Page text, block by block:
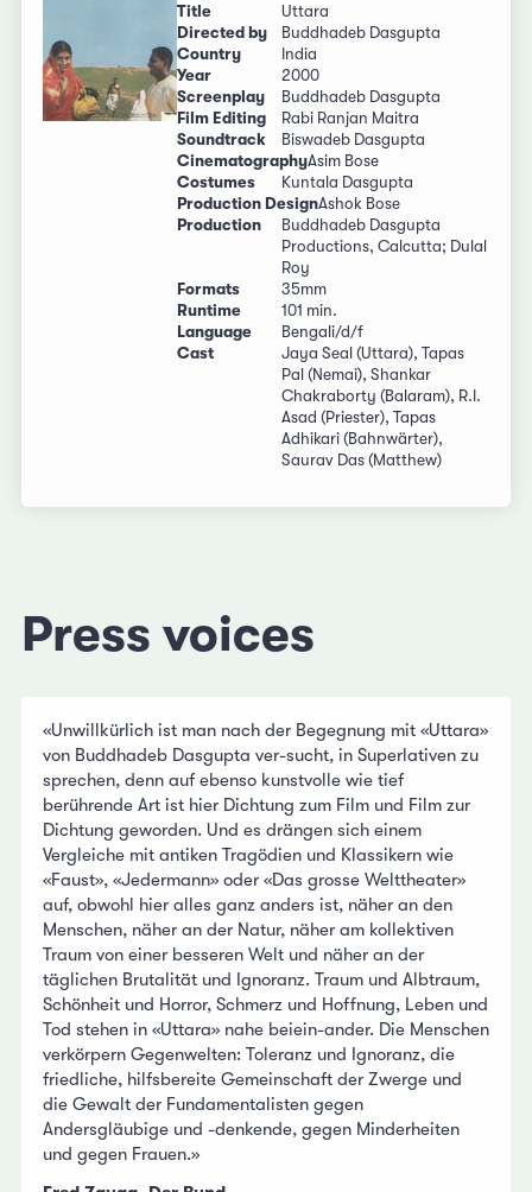
Title
Uttara
Directed by
Buddhadeb Dasgupta
Country
India
Year
2000
Screenplay
Buddhadeb Dasgupta
Film Editing
Rabi Ranjan Maitra
Soundtrack
Biswadeb Dasgupta
CinematographyAsim Bose
Costumes
Kuntala Dasgupta
Production DesignAshok Bose
Production
Buddhadeb Dasgupta
Productions, Calcutta; Dulal
Roy
Formats
35mm
Runtime
101 min.
Language
Bengali/d/f
Cast
Jaya Seal (Uttara), Tapas
Pal (Nemai), Shankar
Chakraborty (Balaram), R.I.
Asad (Priester), Tapas
Adhikari (Bahnwärter),
Saurav Das (Matthew)
Press voices
«Unwillkürlich ist man nach der Begegnung mit «Uttara»
von Buddhadeb Dasgupta ver-sucht, in Superlativen zu
sprechen, denn auf ebenso kunstvolle wie tief
berührende Art ist hier Dichtung zum Film und Film zur
Dichtung geworden. Und es drängen sich einem
Vergleiche mit antiken Tragödien und Klassikern wie
«Faust», «Jedermann» oder «Das grosse Welttheater»
auf, obwohl hier alles ganz anders ist, näher an den
Menschen, näher an der Natur, näher am kollektiven
Traum von einer besseren Welt und näher an der
täglichen Brutalität und Ignoranz. Traum und Albtraum,
Schönheit und Horror, Schmerz und Hoffnung, Leben und
Tod stehen in «Uttara» nahe beiein-ander. Die Menschen
verkörpern Gegenwelten: Toleranz und Ignoranz, die
friedliche, hilfsbereite Gemeinschaft der Zwerge und
die Gewalt der Fundamentalisten gegen
Andersgläubige und -denkende, gegen Minderheiten
und gegen Frauen.»